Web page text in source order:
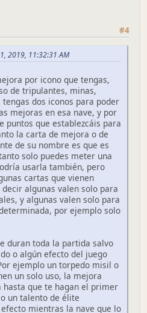
#4
2019, 11:32:31 AM
por icono que tengas,
de tripulantes, minas,
dos iconos para poder
mejoras en esa nave, y por
puntos que establezcáis para
la carta de mejora o de
de su nombre es que es
solo puedes meter una
usarla también, pero
cartas que vienen
algunas valen solo para
y algunas valen solo para
por ejemplo solo
duran toda la partida salvo
o algún efecto del juego
ejemplo un torpedo misil o
un solo uso, la mejora
que te hagan el primer
un talento de élite
mientras la nave que lo